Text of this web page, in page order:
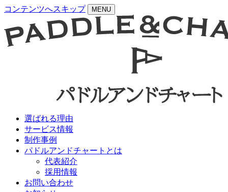
コンテンツへスキップ MENU
選ばれる理由
サービス情報
制作事例
パドルアンドチャートとは
代表紹介
採用情報
お問い合わせ